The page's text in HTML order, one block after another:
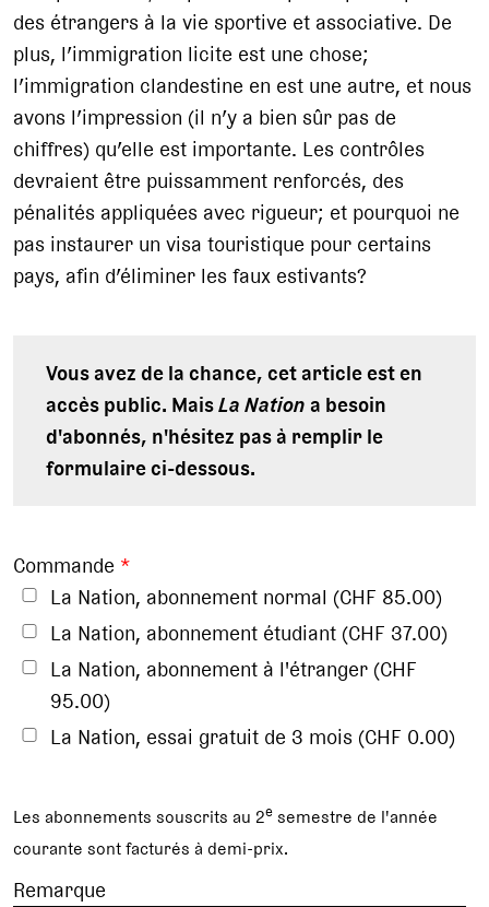
des étrangers à la vie sportive et associative. De
plus, l’immigration licite est une chose;
l’immigration clandestine en est une autre, et nous
avons l’impression (il n’y a bien sûr pas de
chiffres) qu’elle est importante. Les contrôles
devraient être puissamment renforcés, des
pénalités appliquées avec rigueur; et pourquoi ne
pas instaurer un visa touristique pour certains
pays, afin d’éliminer les faux estivants?
Vous avez de la chance, cet article est en
accès public. MaisLa Nationa besoin
d'abonnés, n'hésitez pas à remplir le
formulaire ci-dessous.
Commande *
La Nation, abonnement normal (CHF 85.00)
La Nation, abonnement étudiant (CHF 37.00)
La Nation, abonnement à l'étranger (CHF
95.00)
La Nation, essai gratuit de 3 mois (CHF 0.00)
Les abonnements souscrits au 2e semestre de l'année
courante sont facturés à demi-prix.
Remarque